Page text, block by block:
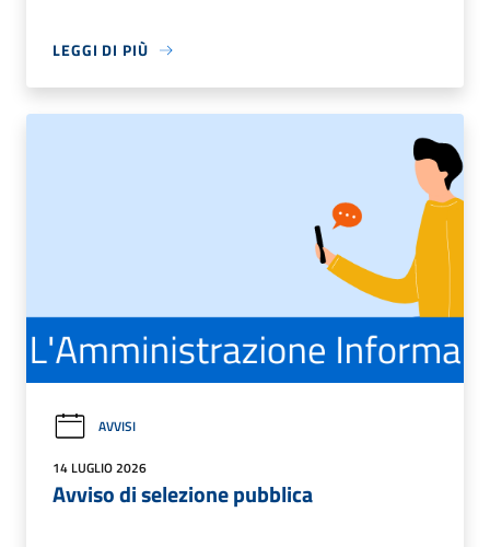
LEGGI DI PIÙ
AVVISI
14 LUGLIO 2026
Avviso di selezione pubblica